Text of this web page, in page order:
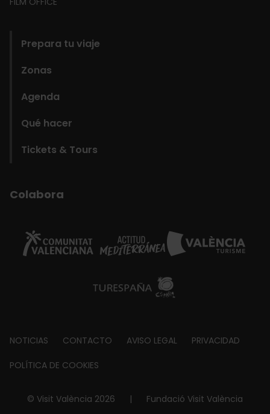
Prepara tu viaje
Zonas
Agenda
Qué hacer
Tickets & Tours
Colabora
Footer
about
NOTICIAS CONTACTO AVISO LEGAL PRIVACIDAD
POLÍTICA DE COOKIES
© Visit València 2026 | Fundació Visit València